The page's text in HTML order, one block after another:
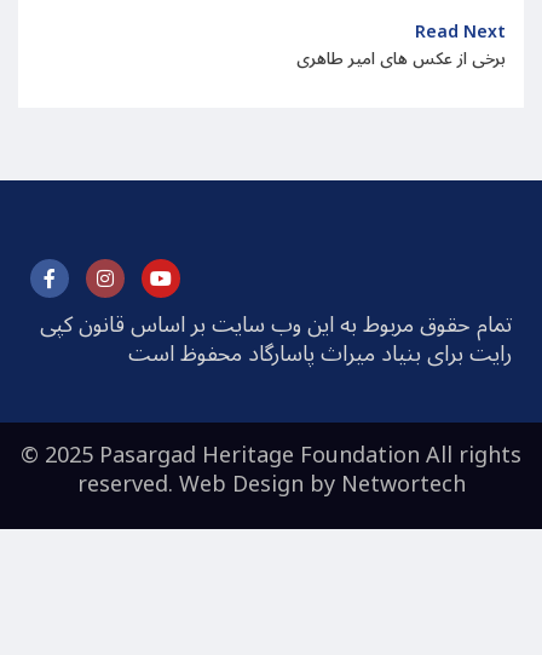
Read Next
برخی از عکس های امیر طاهری
تمام حقوق مربوط به این وب سایت بر اساس قانون کپی
رایت برای بنیاد میراث پاسارگاد محفوظ است
© 2025 Pasargad Heritage Foundation All rights
reserved. Web Design byNetwortech